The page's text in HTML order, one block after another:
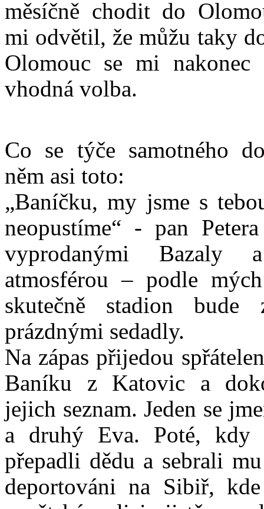
měsíčně chodit do
mi odvětil, že můžu taky
Olomouc se mi nakonec
vhodná volba.
Co se týče samotného
něm asi toto:
„Baníčku, my jsme s
neopustíme“ - pan
vyprodanými Bazaly
atmosférou – podle
skutečně stadion bude
prázdnými sedadly.
Na zápas přijedou
Baníku z Katovic a
jejich seznam. Jeden se
a druhý Eva. Poté, kdy
přepadli dědu a sebrali
deportováni na Sibiř,